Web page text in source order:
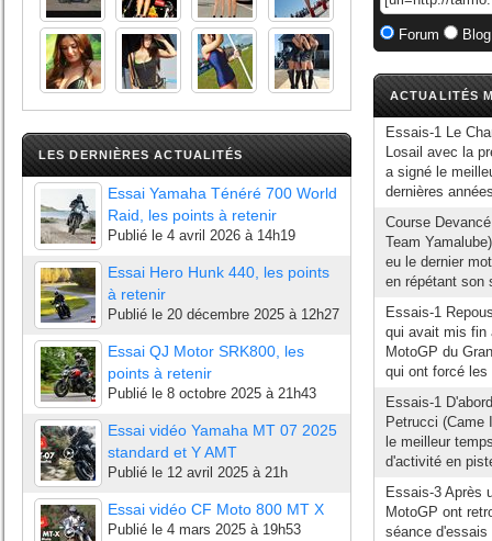
LES DERNIÈRES ACTUALITÉS
Essai Yamaha Ténéré 700 World
Raid, les points à retenir
Publié le 4 avril 2026 à 14h19
Essai Hero Hunk 440, les points
à retenir
Publié le 20 décembre 2025 à 12h27
Essai QJ Motor SRK800, les
points à retenir
Publié le 8 octobre 2025 à 21h43
Essai vidéo Yamaha MT 07 2025
standard et Y AMT
Publié le 12 avril 2025 à 21h
Essai vidéo CF Moto 800 MT X
Publié le 4 mars 2025 à 19h53
Forum
ACTUALITÉS
Essais-1 Le
Losail avec la
a signé le
dernières
Course
Team
eu le dernier
en répétant son
Essais-1
qui avait mis fin
MotoGP du
qui ont forcé
Essais-1
Petrucci (Came
le meilleur
d'activité en
Essais-3 Après
MotoGP ont
séance